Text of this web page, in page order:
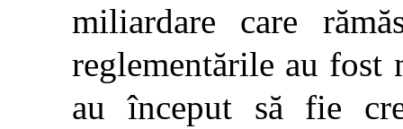
miliardare care
reglementările au
au început să fie